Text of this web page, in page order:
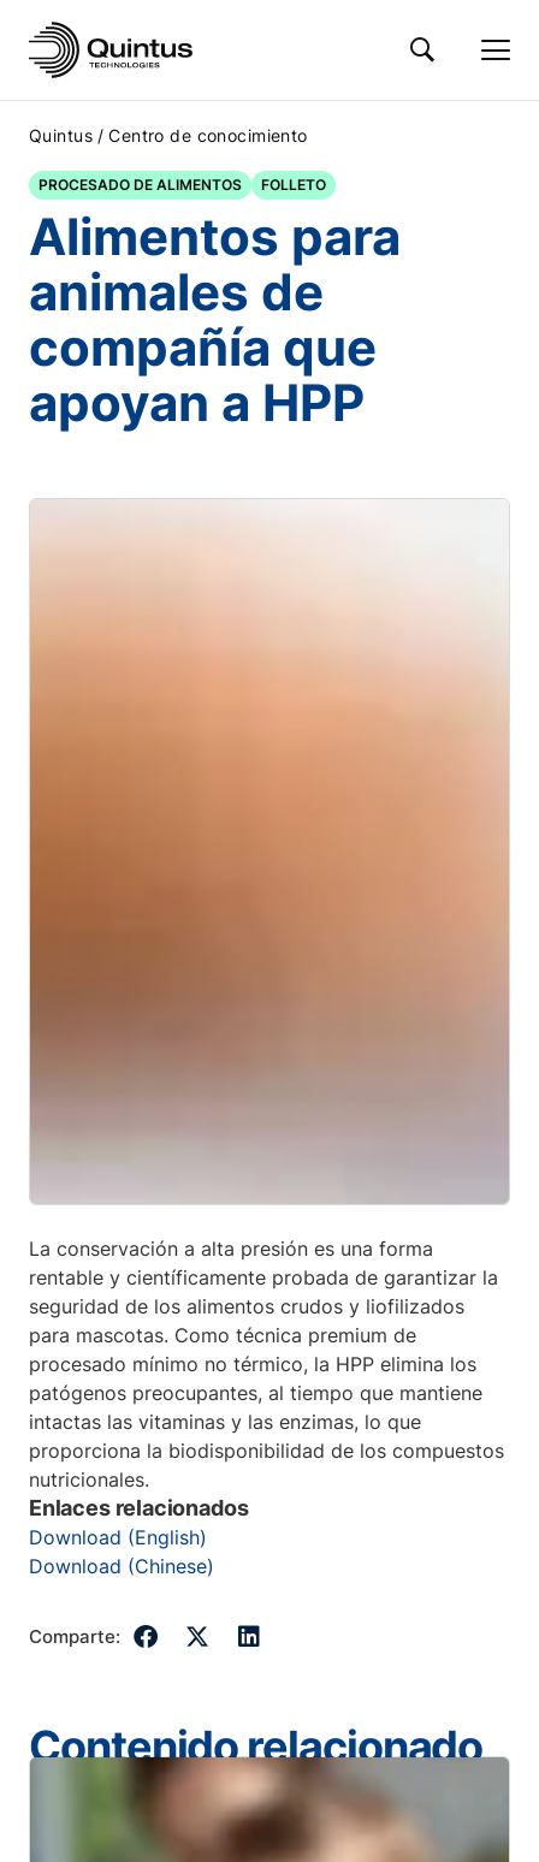
Quintus / Centro de conocimiento
PROCESADO DE ALIMENTOS FOLLETO
Alimentos para
animales de
compañía que
apoyan a HPP
La conservación a alta presión es una forma
rentable y científicamente probada de garantizar la
seguridad de los alimentos crudos y liofilizados
para mascotas. Como técnica premium de
procesado mínimo no térmico, la HPP elimina los
patógenos preocupantes, al tiempo que mantiene
intactas las vitaminas y las enzimas, lo que
proporciona la biodisponibilidad de los compuestos
nutricionales.
Enlaces relacionados
Download (English)
Download (Chinese)
Comparte:
Contenido relacionado